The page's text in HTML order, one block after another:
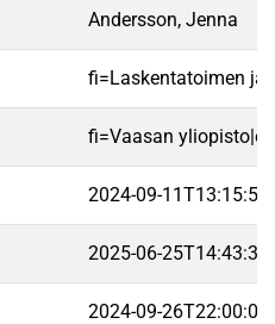
Andersson, Jenna
fi=Laskentatoimen ja
fi=Vaasan
2024-09-
2025-06-
2024-09-